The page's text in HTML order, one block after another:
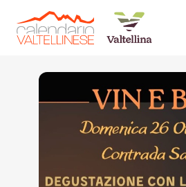
Torna indietro